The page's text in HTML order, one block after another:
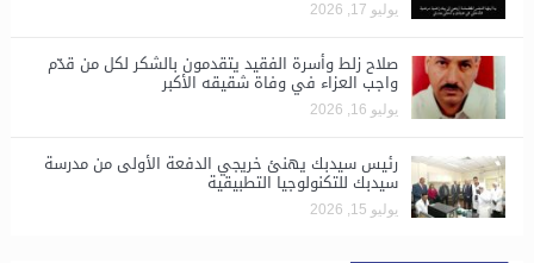
يوليو 17, 2026
صلاح زلط وأسرة الفقيد يتقدمون بالشكر لكل من قدّم
واجب العزاء في وفاة شقيقه الأكبر
يوليو 16, 2026
رئيس سيدبك يهنئ خريجي الدفعة الأولى من مدرسة
سيدبك للتكنولوجيا التطبيقية
يوليو 15, 2026